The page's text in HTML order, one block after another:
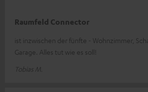
Raumfeld Connector
ist inzwischen der fünfte - Wohnzimmer,
Garage. Alles tut wie es soll!
Tobias M.